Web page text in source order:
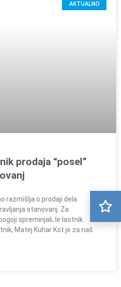
AKTUALNO
prodaja “posel”
razmišlja o prodaji dela
stanovanj. Za
spreminjali, le lastnik.
Matej Kuhar Kot je za naš